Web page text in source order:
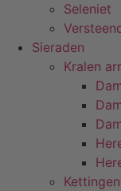
Seleniet
Sieraden
Kralen
Kettingen